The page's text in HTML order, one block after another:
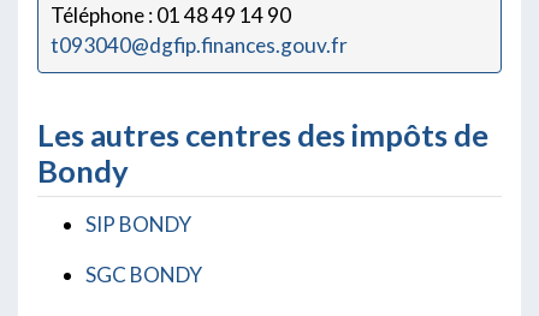
Téléphone : 01 48 49 14 90
t093040@dgfip.finances.gouv.fr
Les autres centres des impôts de
Bondy
SIP BONDY
SGC BONDY